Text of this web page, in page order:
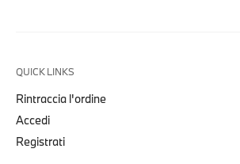
QUICK LINKS
Rintraccia l'ordine
Accedi
Registrati